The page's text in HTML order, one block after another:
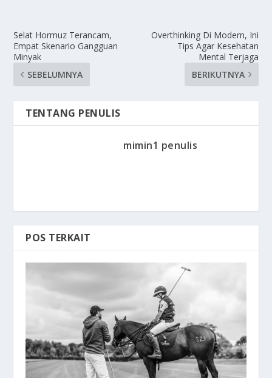
Selat Hormuz Terancam,
Empat Skenario Gangguan
Minyak
SEBELUMNYA
Overthinking Di Modern, Ini
Tips Agar Kesehatan
Mental Terjaga
BERIKUTNYA
TENTANG PENULIS
mimin1 penulis
POS TERKAIT